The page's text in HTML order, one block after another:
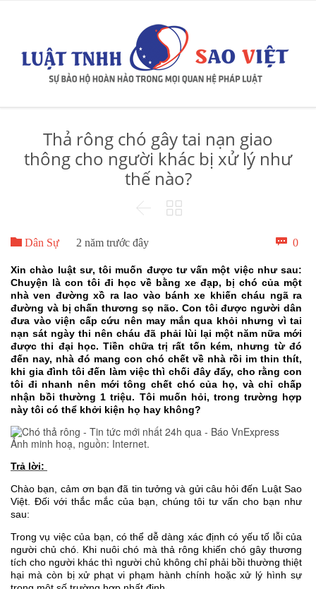
Thả rông chó gây tai nạn giao
thông cho người khác bị xử lý như
thế nào?
 
 Dân Sự 2 năm trước đây  0
Xin chào luật sư, tôi muốn được tư vấn một việc như sau:
Chuyện là con tôi đi học về bằng xe đạp, bị chó của một
nhà ven đường xồ ra lao vào bánh xe khiến cháu ngã ra
đường và bị chấn thương sọ não. Con tôi được người dân
đưa vào viện cấp cứu nên may mắn qua khỏi nhưng vì tai
nạn sát ngày thi nên cháu đã phải lùi lại một năm nữa mới
được thi đại học. Tiền chữa trị rất tốn kém, nhưng từ đó
đến nay, nhà đó mang con chó chết về nhà rồi im thin thít,
khi gia đình tôi đến làm việc thì chối đây đẩy, cho rằng con
tôi đi nhanh nên mới tông chết chó của họ, và chỉ chấp
nhận bồi thường 1 triệu. Tôi muốn hỏi, trong trường hợp
này tôi có thể khởi kiện họ hay không?
Ảnh minh hoạ, nguồn: Internet.
Trả lời:
Chào bạn, cảm ơn bạn đã tin tưởng và gửi câu hỏi đến Luật Sao
Việt. Đối với thắc mắc của bạn, chúng tôi tư vấn cho bạn như
sau:
Trong vụ việc của bạn, có thể dễ dàng xác định có yếu tố lỗi của
người chủ chó. Khi nuôi chó mà thả rông khiến chó gây thương
tích cho người khác thì người chủ không chỉ phải bồi thường thiệt
hại mà còn bị xử phạt vi phạm hành chính hoặc xử lý hình sự